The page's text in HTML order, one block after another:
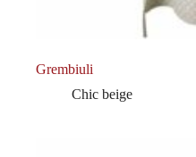
Grembiuli
Chic beige